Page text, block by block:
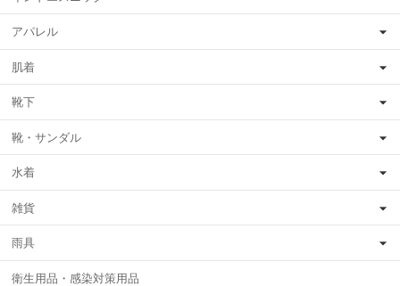
アパレル
肌着
靴下
靴・サンダル
水着
雑貨
雨具
衛生用品・感染対策用品